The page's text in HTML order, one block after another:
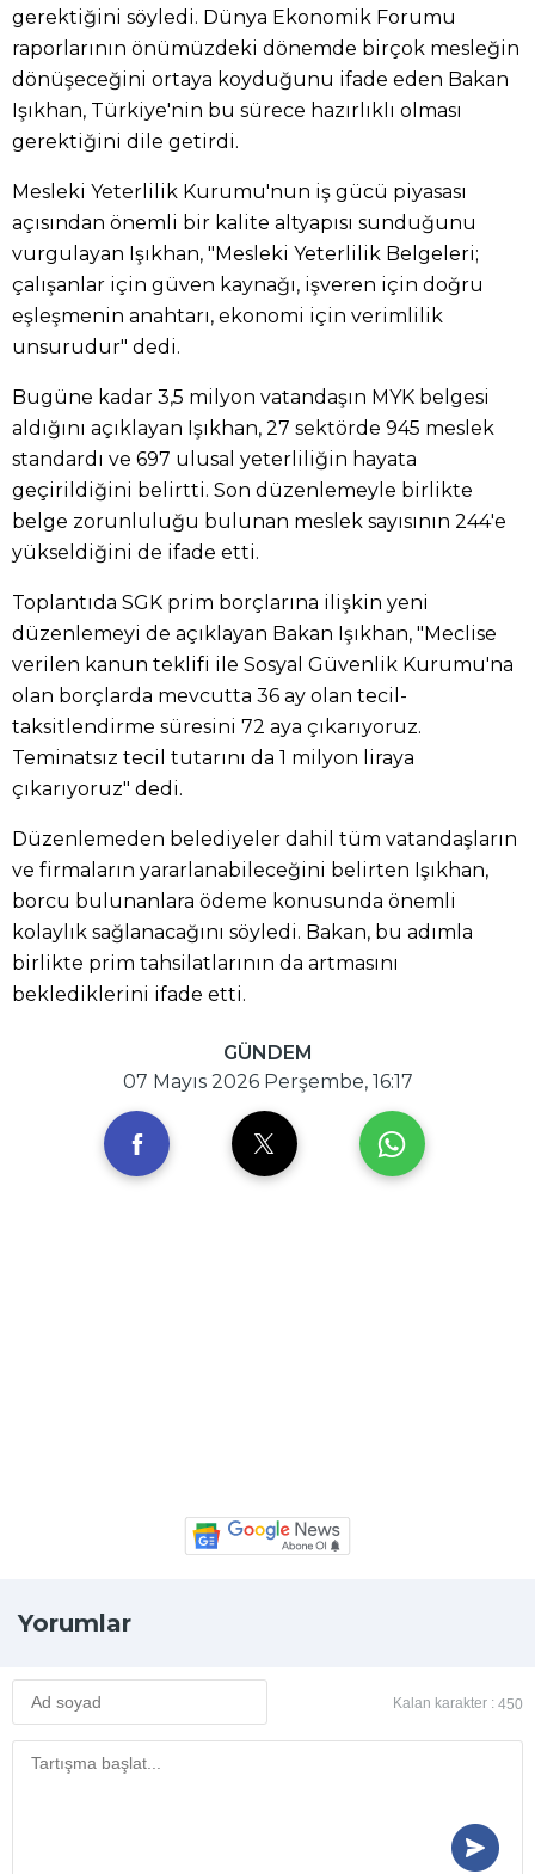
gerektiğini söyledi. Dünya Ekonomik Forumu
raporlarının önümüzdeki dönemde birçok mesleğin
dönüşeceğini ortaya koyduğunu ifade eden Bakan
Işıkhan, Türkiye'nin bu sürece hazırlıklı olması
gerektiğini dile getirdi.
Mesleki Yeterlilik Kurumu'nun iş gücü piyasası
açısından önemli bir kalite altyapısı sunduğunu
vurgulayan Işıkhan, "Mesleki Yeterlilik Belgeleri;
çalışanlar için güven kaynağı, işveren için doğru
eşleşmenin anahtarı, ekonomi için verimlilik
unsurudur" dedi.
Bugüne kadar 3,5 milyon vatandaşın MYK belgesi
aldığını açıklayan Işıkhan, 27 sektörde 945 meslek
standardı ve 697 ulusal yeterliliğin hayata
geçirildiğini belirtti. Son düzenlemeyle birlikte
belge zorunluluğu bulunan meslek sayısının 244'e
yükseldiğini de ifade etti.
Toplantıda SGK prim borçlarına ilişkin yeni
düzenlemeyi de açıklayan Bakan Işıkhan, "Meclise
verilen kanun teklifi ile Sosyal Güvenlik Kurumu'na
olan borçlarda mevcutta 36 ay olan tecil-
taksitlendirme süresini 72 aya çıkarıyoruz.
Teminatsız tecil tutarını da 1 milyon liraya
çıkarıyoruz" dedi.
Düzenlemeden belediyeler dahil tüm vatandaşların
ve firmaların yararlanabileceğini belirten Işıkhan,
borcu bulunanlara ödeme konusunda önemli
kolaylık sağlanacağını söyledi. Bakan, bu adımla
birlikte prim tahsilatlarının da artmasını
beklediklerini ifade etti.
GÜNDEM
07 Mayıs 2026 Perşembe, 16:17
Yorumlar
Kalan karakter : 450